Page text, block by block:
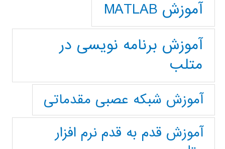
آموزش MATLAB
آموزش برنامه نویسی در
متلب
آموزش شبکه عصبی مقدماتی
آموزش قدم به قدم نرم افزار